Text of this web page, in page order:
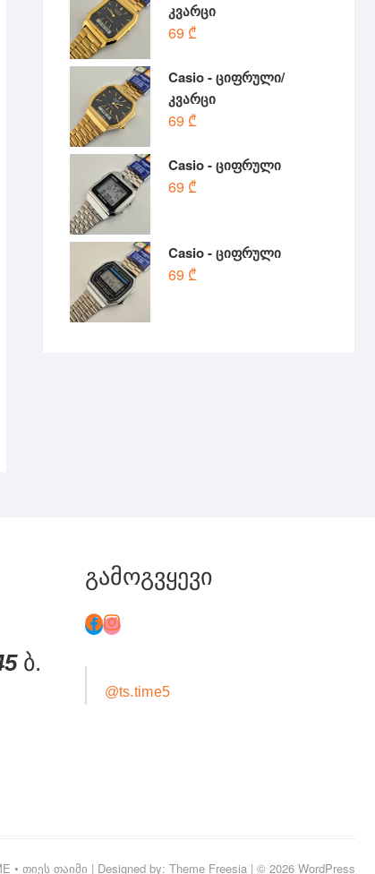
კვარცი
69 ₾
Casio - ციფრული/
კვარცი
69 ₾
Casio - ციფრული
69 ₾
Casio - ციფრული
69 ₾
ბ.
გამოგვყევი
@ts.time5
• თიეს თაიმი | Designed by: Theme Freesia | © 2026 WordPress